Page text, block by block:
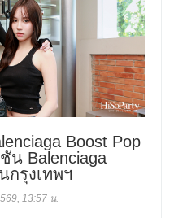
Boost Pop
น Balenciaga
กรุงเทพฯ
13:57 น.